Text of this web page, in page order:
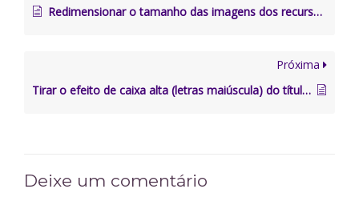
Redimensionar o tamanho das imagens dos recursos Comércio e Lugares (retangular)
Próxima
Tirar o efeito de caixa alta (letras maiúscula) do título dos recursos no Layout
Deixe um comentário